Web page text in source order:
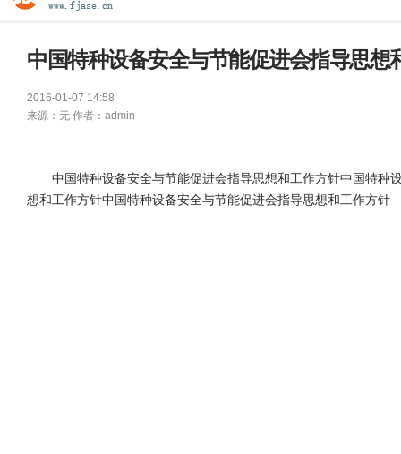
中国特种设备安全与节能促进会指导思想
2016-01-07 14:58
来源： 无 作者： admin
中国特种设备安全与节能促进会指导思想和工作方针中国特种
想和工作方针中国特种设备安全与节能促进会指导思想和工作方针